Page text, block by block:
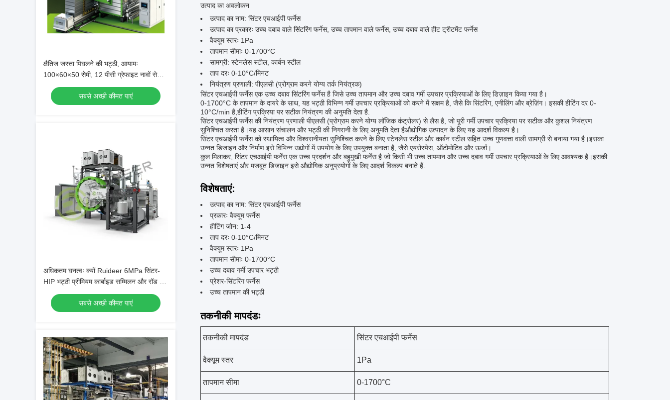
क्षैतिज जस्ता पिघलने की भट्ठी, आयामः
100×60×50 सेमी, 12 पीसी ग्रेफाइट नावों से
सुसज्जित
सबसे अच्छी कीमत पाएं
अधिकतम घनत्वः क्यों Ruideer 6MPa सिंटर-
HIP भट्ठी प्रीमियम कार्बाइड सम्मिलन और रॉड के
लिए अंतिम समाधान है
सबसे अच्छी कीमत पाएं
उत्पाद का अवलोकन
उत्पाद का नाम: सिंटर एचआईपी फर्नेस
उत्पाद का प्रकारः उच्च दबाव वाले सिंटरिंग फर्नेस, उच्च तापमान वाले फर्नेस, उच्च दबाव वाले हीट ट्रीटमेंट फर्नेस
वैक्यूम स्तरः 1Pa
तापमान सीमाः 0-1700°C
सामग्री: स्टेनलेस स्टील, कार्बन स्टील
ताप दरः 0-10°C/मिनट
नियंत्रण प्रणाली: पीएलसी (प्रोग्राम करने योग्य तर्क नियंत्रक)
सिंटर एचआईपी फर्नेस एक उच्च दबाव सिंटरिंग फर्नेस है जिसे उच्च तापमान और उच्च दबाव गर्मी उपचार प्रक्रियाओं के लिए डिज़ाइन किया गया है।
0-1700°C के तापमान के दायरे के साथ, यह भट्ठी विभिन्न गर्मी उपचार प्रक्रियाओं को करने में सक्षम है, जैसे कि सिंटरिंग, एनीलिंग और ब्रेज़िंग। इसकी हीटिंग दर 0-
10°C/min है,हीटिंग प्रक्रिया पर सटीक नियंत्रण की अनुमति देता है.
सिंटर एचआईपी फर्नेस की नियंत्रण प्रणाली पीएलसी (प्रोग्राम करने योग्य लॉजिक कंट्रोलर) से लैस है, जो पूरी गर्मी उपचार प्रक्रिया पर सटीक और कुशल नियंत्रण
सुनिश्चित करता है।यह आसान संचालन और भट्ठी की निगरानी के लिए अनुमति देता हैऔद्योगिक उत्पादन के लिए यह आदर्श विकल्प है।
सिंटर एचआईपी फर्नेस को स्थायित्व और विश्वसनीयता सुनिश्चित करने के लिए स्टेनलेस स्टील और कार्बन स्टील सहित उच्च गुणवत्ता वाली सामग्री से बनाया गया है।इसका
उन्नत डिजाइन और निर्माण इसे विभिन्न उद्योगों में उपयोग के लिए उपयुक्त बनाता है, जैसे एयरोस्पेस, ऑटोमोटिव और ऊर्जा।
कुल मिलाकर, सिंटर एचआईपी फर्नेस एक उच्च प्रदर्शन और बहुमुखी फर्नेस है जो किसी भी उच्च तापमान और उच्च दबाव गर्मी उपचार प्रक्रियाओं के लिए आवश्यक है।इसकी
उन्नत विशेषताएं और मजबूत डिजाइन इसे औद्योगिक अनुप्रयोगों के लिए आदर्श विकल्प बनाते हैं.
विशेषताएं:
उत्पाद का नाम: सिंटर एचआईपी फर्नेस
प्रकारः वैक्यूम फर्नेस
हीटिंग जोन: 1-4
ताप दरः 0-10°C/मिनट
वैक्यूम स्तरः 1Pa
तापमान सीमाः 0-1700°C
उच्च दबाव गर्मी उपचार भट्ठी
प्रेशर-सिंटरिंग फर्नेस
उच्च तापमान की भट्ठी
तकनीकी मापदंडः
तकनीकी मापदंड सिंटर एचआईपी फर्नेस
वैक्यूम स्तर 1Pa
तापमान सीमा 0-1700°C